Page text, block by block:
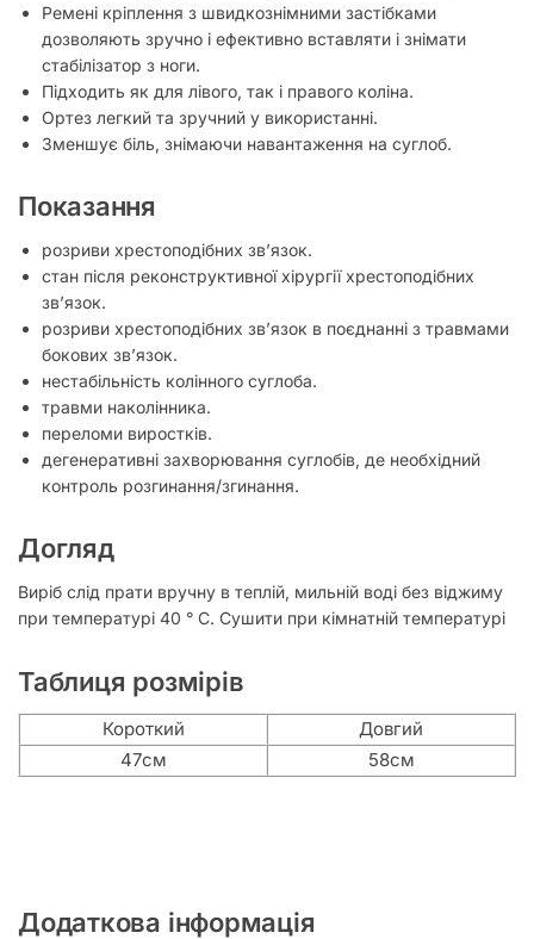
Ремені кріплення з швидкознімними застібками
дозволяють зручно і ефективно вставляти і знімати
стабілізатор з ноги.
Підходить як для лівого, так і правого коліна.
Ортез легкий та зручний у використанні.
Зменшує біль, знімаючи навантаження на суглоб.
Показання
розриви хрестоподібних зв’язок.
стан після реконструктивної хірургії хрестоподібних
зв’язок.
розриви хрестоподібних зв’язок в поєднанні з травмами
бокових зв’язок.
нестабільність колінного суглоба.
травми наколінника.
переломи виростків.
дегенеративні захворювання суглобів, де необхідний
контроль розгинання/згинання.
Догляд
Виріб слід прати вручну в теплій, мильній воді без віджиму
при температурі 40 ° C. Сушити при кімнатній температурі
Таблиця розмірів
Короткий
Довгий
47см
58см
Додаткова інформація